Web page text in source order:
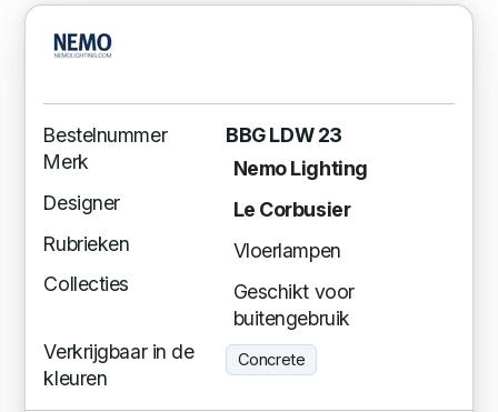
Bestelnummer
BBG LDW 23
Merk
Nemo Lighting
Designer
Le Corbusier
Rubrieken
Vloerlampen
Collecties
Geschikt voor
buitengebruik
Verkrijgbaar in de
kleuren
Concrete